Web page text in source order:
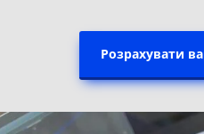
Розрахувати